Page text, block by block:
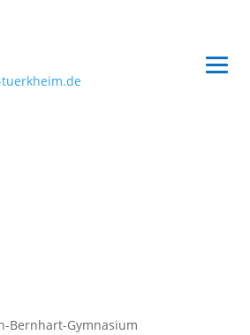
Bernhart-Gymnasium